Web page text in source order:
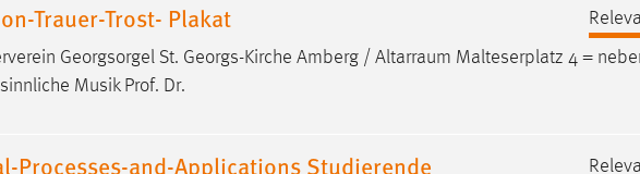
Trauer-Trost- Plakat
Georgsorgel St. Georgs-Kirche Amberg / Altarraum Malteserplatz 4 =
Musik Prof. Dr.
Processes-and-Applications Studierende